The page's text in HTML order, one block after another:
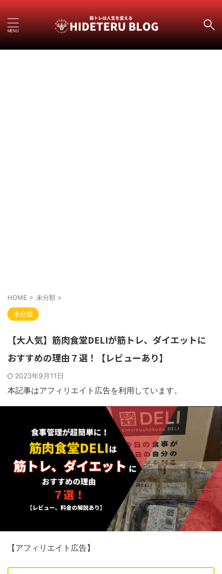
HOME > 未分類 >
未分類
【大人気】筋肉食堂DELIが筋トレ、ダイエットに
おすすめの理由７選！【レビューあり】
2023年9月11日
本記事はアフィリエイト広告を利用しています。
【アフィリエイト広告】